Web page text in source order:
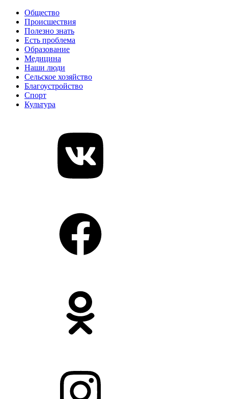
Общество
Происшествия
Полезно знать
Есть проблема
Образование
Медицина
Наши люди
Сельское хозяйство
Благоустройство
Спорт
Культура